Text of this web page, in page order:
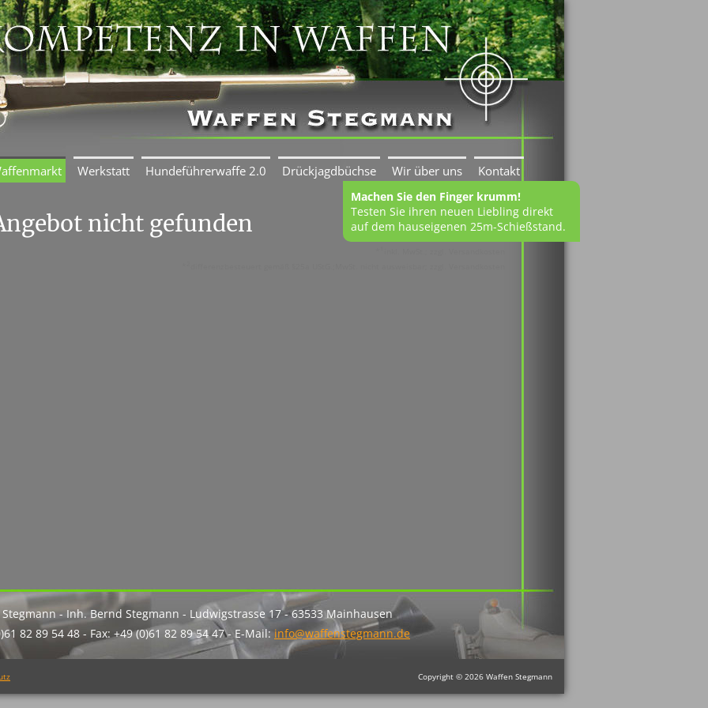
Werkstatt Hundeführerwaffe 2.0 Drückjagdbüchse Wir über uns Kontakt
Machen Sie den Finger krumm!
Testen Sie ihren neuen Liebling direkt
auf dem hauseigenen 25m-Schießstand.
nicht gefunden
- Inh. Bernd Stegmann - Ludwigstrasse 17 - 63533 Mainhausen
82 89 54 48 - Fax: +49 (0)61 82 89 54 47 - E-Mail: info@waffenstegmann.de
Copyright © 2026 Waffen Stegmann